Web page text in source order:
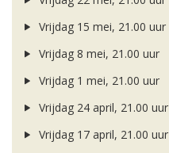
Vrijdag 15 mei, 21.00 uur
Vrijdag 8 mei, 21.00 uur
Vrijdag 1 mei, 21.00 uur
Vrijdag 24 april, 21.00 uur
Vrijdag 17 april, 21.00 uur